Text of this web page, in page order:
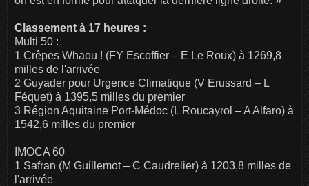
Classement à 17 heures :
Multi 50 :
1 Crêpes Whaou ! (FY Escoffier – E Le Roux) à 1269,8
milles de l'arrivée
2 Guyader pour Urgence Climatique (V Erussard – L
Féquet) à 1395,5 milles du premier
3 Région Aquitaine Port-Médoc (L Roucayrol – A Alfaro) à
1542,6 milles du premier
IMOCA 60
1 Safran (M Guillemot – C Caudrelier) à 1203,8 milles de
l'arrivée